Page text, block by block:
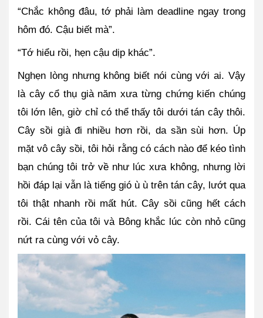
“Chắc không đâu, tớ phải làm deadline ngay trong
hôm đó. Cậu biết mà”.
“Tớ hiểu rồi, hẹn cậu dịp khác”.
Nghẹn lòng nhưng không biết nói cùng với ai. Vậy
là cây cổ thụ già năm xưa từng chứng kiến chúng
tôi lớn lên, giờ chỉ có thể thấy tôi dưới tán cây thôi.
Cây sồi già đi nhiều hơn rồi, da sần sùi hơn. Úp
mặt vô cây sồi, tôi hỏi rằng có cách nào để kéo tình
bạn chúng tôi trở về như lúc xưa không, nhưng lời
hồi đáp lại vẫn là tiếng gió ù ù trên tán cây, lướt qua
tôi thật nhanh rồi mất hút. Cây sồi cũng hết cách
rồi. Cái tên của tôi và Bông khắc lúc còn nhỏ cũng
nứt ra cùng với vỏ cây.